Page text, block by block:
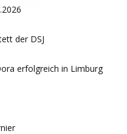
der DSJ
erfolgreich in Limburg